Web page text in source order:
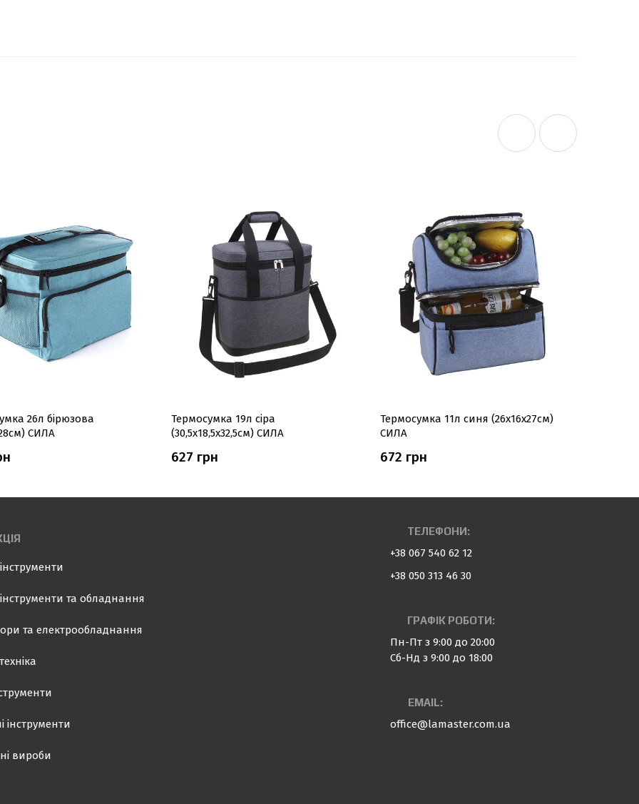
26л бірюзова
СИЛА
Термосумка 19л сіра
(30,5х18,5х32,5см) СИЛА
627 грн
Термосумка 11л синя (26х16х27см)
СИЛА
672 грн
та обладнання
та електрообладнання
інструменти
вироби
ТЕЛЕФОНИ:
+38 067 540 62 12
+38 050 313 46 30
ГРАФІК РОБОТИ:
Пн-Пт з 9:00 до 20:00
Сб-Нд з 9:00 до 18:00
EMAIL:
office@lamaster.com.ua